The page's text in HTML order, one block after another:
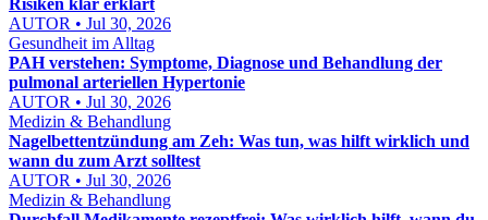
Risiken klar erklärt
AUTOR • Jul 30, 2026
Gesundheit im Alltag
PAH verstehen: Symptome, Diagnose und Behandlung der
pulmonal arteriellen Hypertonie
AUTOR • Jul 30, 2026
Medizin & Behandlung
Nagelbettentzündung am Zeh: Was tun, was hilft wirklich und
wann du zum Arzt solltest
AUTOR • Jul 30, 2026
Medizin & Behandlung